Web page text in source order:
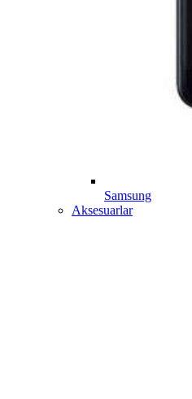
Samsung
Aksesuarlar